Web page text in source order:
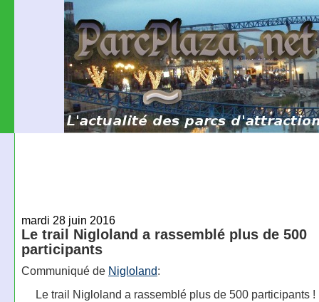
mardi 28 juin 2016
Le trail Nigloland a rassemblé plus de 500
participants
Communiqué de Nigloland:
Le trail Nigloland a rassemblé plus de 500 participants !